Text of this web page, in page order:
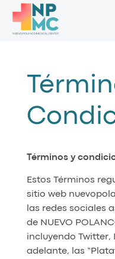
Términos y
Estos Términos
sitio web
las redes sociales
de NUEVO
incluyendo Twitter,
adelante, las